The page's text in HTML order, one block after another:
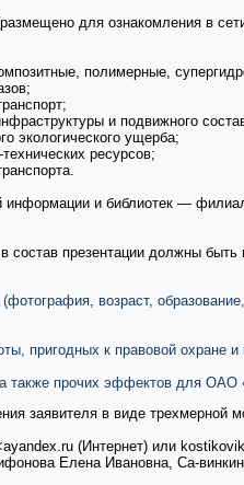
для ознакомления в
полимерные,
и подвижного
экологического ущерба;
ресурсов;
информации и библиотек —
состав презентации должны
возраст,
пригодных к правовой
также прочих эффектов для
заявителя в виде трехмерной
(Интернет) или
Елена Ивановна, Са-